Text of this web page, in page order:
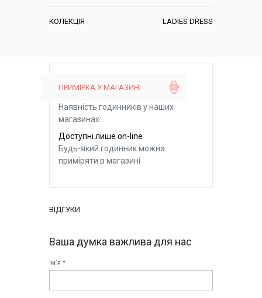
КОЛЕКЦІЯ LADIES DRESS
ПРИМІРКА У МАГАЗИНІ
Наявність годинників у наших
магазинах:
Доступні лише on-line
Будь-який годинник можна
приміряти в магазині
ВІДГУКИ
Ваша думка важлива для нас
Ім`я *